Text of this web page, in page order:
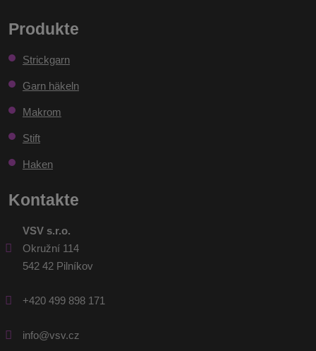
Formular
nicht
gesendet
werden
Produkte
Strickgarn
Garn häkeln
Makrom
Stift
Haken
Kontakte
VSV s.r.o.
Okružní 114
542 42 Pilníkov
+420 499 898 171
info@vsv.cz